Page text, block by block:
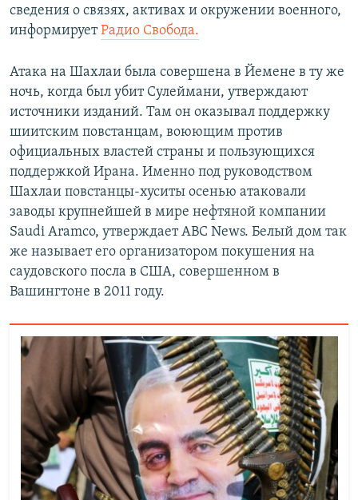
сведения о связях, активах и окружении военного,
информируетРадио Свобода.
Атака на Шахлаи была совершена в Йемене в ту же
ночь, когда был убит Сулеймани, утверждают
источники изданий. Там он оказывал поддержку
шиитским повстанцам, воюющим против
официальных властей страны и пользующихся
поддержкой Ирана. Именно под руководством
Шахлаи повстанцы-хуситы осенью атаковали
заводы крупнейшей в мире нефтяной компании
Saudi Aramco, утверждает ABC News. Белый дом так
же называет его организатором покушения на
саудовского посла в США, совершенном в
Вашингтоне в 2011 году.